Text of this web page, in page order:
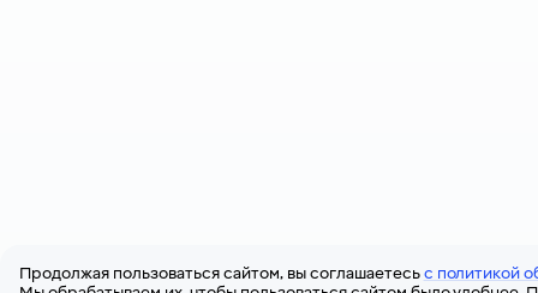
Продолжая пользоваться сайтом, вы соглашаетесьс политикой